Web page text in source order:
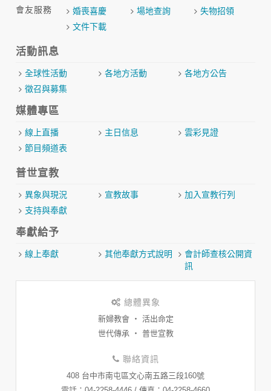
會友服務 婚喪喜慶 場地查詢
失物招領
文件下載
活動訊息
全球性活動 各地方活動
各地方公告
徵召與募集
媒體專區
線上直播 主日信息
雲彩見證
節目頻道表
普世宣教
異象與現況 宣教故事
加入宣教行列
支持與奉獻
奉獻給予
線上奉獻 其他奉獻方式說明
會計師查核公開資
訊
總體異象
新婦教會 ‧ 活出命定
世代傳承 ‧ 普世宣教
聯絡資訊
408 台中市南屯區文心南五路三段160號